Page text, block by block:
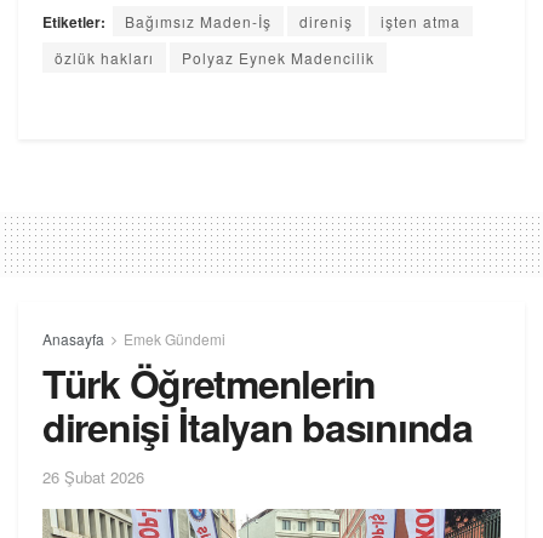
Etiketler: Bağımsız Maden-İş direniş
işten atma
özlük hakları
Polyaz Eynek Madencilik
Anasayfa Emek Gündemi
Türk Öğretmenlerin
direnişi İtalyan basınında
26 Şubat 2026